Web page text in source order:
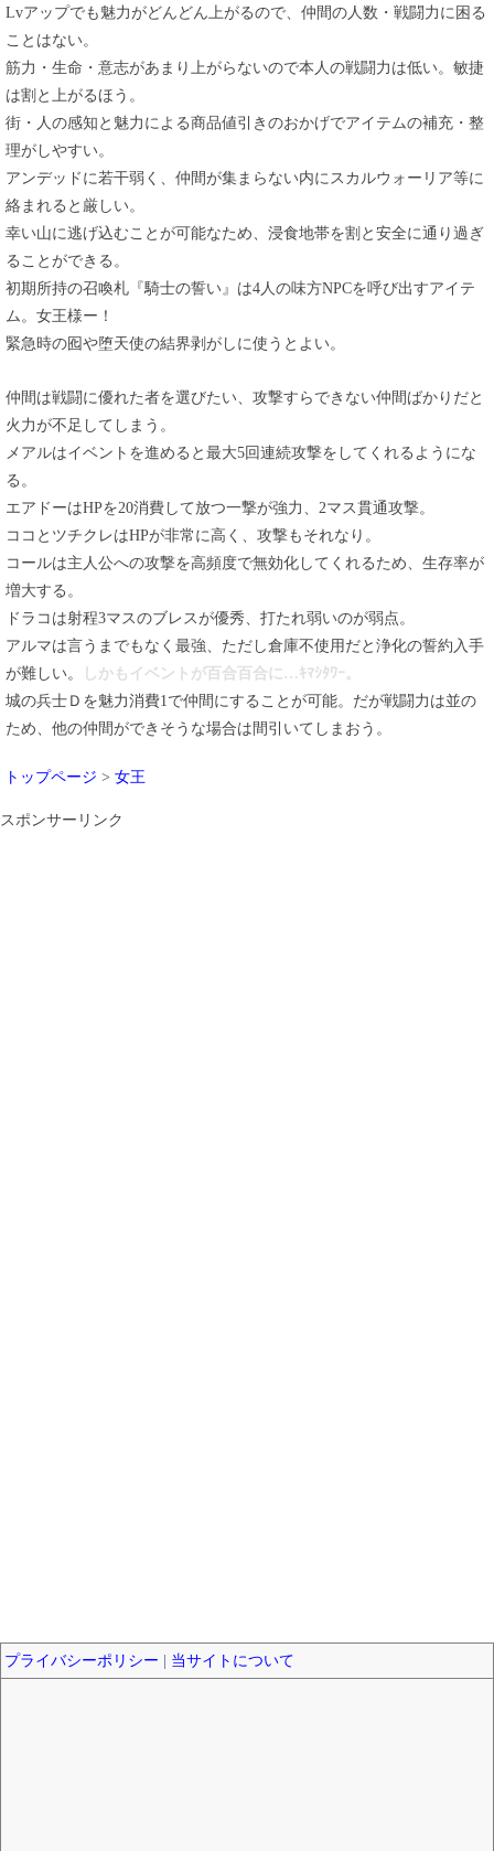
Lvアップでも魅力がどんどん上がるので、仲間の人数・戦闘力に困る
ことはない。
筋力・生命・意志があまり上がらないので本人の戦闘力は低い。敏捷
は割と上がるほう。
街・人の感知と魅力による商品値引きのおかげでアイテムの補充・整
理がしやすい。
アンデッドに若干弱く、仲間が集まらない内にスカルウォーリア等に
絡まれると厳しい。
幸い山に逃げ込むことが可能なため、浸食地帯を割と安全に通り過ぎ
ることができる。
初期所持の召喚札『騎士の誓い』は4人の味方NPCを呼び出すアイテ
ム。女王様ー！
緊急時の囮や堕天使の結界剥がしに使うとよい。
仲間は戦闘に優れた者を選びたい、攻撃すらできない仲間ばかりだと
火力が不足してしまう。
メアルはイベントを進めると最大5回連続攻撃をしてくれるようにな
る。
エアドーはHPを20消費して放つ一撃が強力、2マス貫通攻撃。
ココとツチクレはHPが非常に高く、攻撃もそれなり。
コールは主人公への攻撃を高頻度で無効化してくれるため、生存率が
増大する。
ドラコは射程3マスのブレスが優秀、打たれ弱いのが弱点。
アルマは言うまでもなく最強、ただし倉庫不使用だと浄化の誓約入手
が難しい。
しかもイベントが百合百合に…ｷﾏｼﾀﾜｰ。
城の兵士Ｄを魅力消費1で仲間にすることが可能。だが戦闘力は並の
ため、他の仲間ができそうな場合は間引いてしまおう。
トップページ > 女王
スポンサーリンク
プライバシーポリシー 当サイトについて